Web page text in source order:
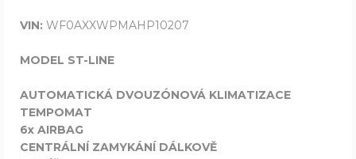
VIN: WF0AXXWPMAHP10207
MODEL ST-LINE
AUTOMATICKÁ DVOUZÓNOVÁ KLIMATIZACE
TEMPOMAT
6x AIRBAG
CENTRÁLNÍ ZAMYKÁNÍ DÁLKOVĚ